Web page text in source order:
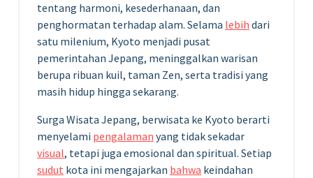
tentang harmoni, kesederhanaan, dan
penghormatan terhadap alam. Selama lebih dari
satu milenium, Kyoto menjadi pusat
pemerintahan Jepang, meninggalkan warisan
berupa ribuan kuil, taman Zen, serta tradisi yang
masih hidup hingga sekarang.
Surga Wisata Jepang, berwisata ke Kyoto berarti
menyelami pengalaman yang tidak sekadar
visual, tetapi juga emosional dan spiritual. Setiap
sudut kota ini mengajarkan bahwa keindahan